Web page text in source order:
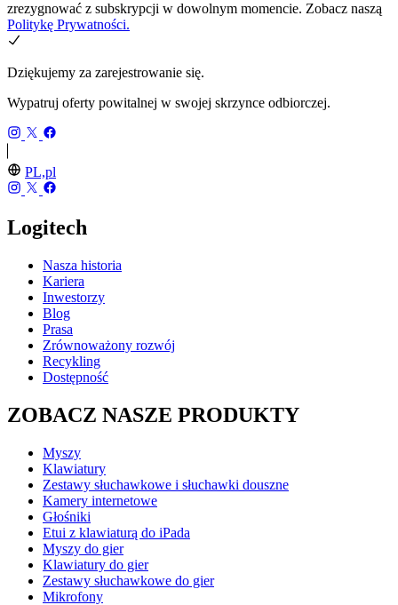
zrezygnować z subskrypcji w dowolnym momencie. Zobacz naszą
Politykę Prywatności.
Dziękujemy za zarejestrowanie się.
Wypatruj oferty powitalnej w swojej skrzynce odbiorczej.
PL,pl
Logitech
Nasza historia
Kariera
Inwestorzy
Blog
Prasa
Zrównoważony rozwój
Recykling
Dostępność
ZOBACZ NASZE PRODUKTY
Myszy
Klawiatury
Zestawy słuchawkowe i słuchawki douszne
Kamery internetowe
Głośniki
Etui z klawiaturą do iPada
Myszy do gier
Klawiatury do gier
Zestawy słuchawkowe do gier
Mikrofony